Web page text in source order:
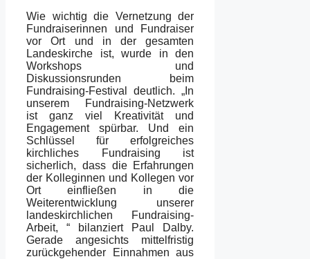
Wie wichtig die Vernetzung der
Fundraiserinnen und Fundraiser
vor Ort und in der gesamten
Landeskirche ist, wurde in den
Workshops und
Diskussionsrunden beim
Fundraising-Festival deutlich. „In
unserem Fundraising-Netzwerk
ist ganz viel Kreativität und
Engagement spürbar. Und ein
Schlüssel für erfolgreiches
kirchliches Fundraising ist
sicherlich, dass die Erfahrungen
der Kolleginnen und Kollegen vor
Ort einfließen in die
Weiterentwicklung unserer
landeskirchlichen Fundraising-
Arbeit, “ bilanziert Paul Dalby.
Gerade angesichts mittelfristig
zurückgehender Einnahmen aus